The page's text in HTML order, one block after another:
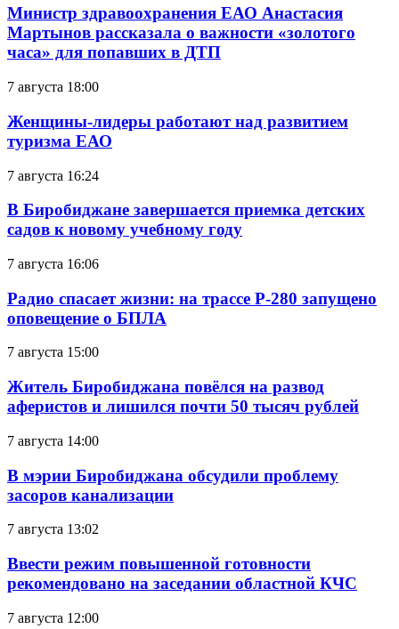
Министр здравоохранения ЕАО Анастасия
Мартынов рассказала о важности «золотого
часа» для попавших в ДТП
7 августа 18:00
Женщины-лидеры работают над развитием
туризма ЕАО
7 августа 16:24
В Биробиджане завершается приемка детских
садов к новому учебному году
7 августа 16:06
Радио спасает жизни: на трассе Р-280 запущено
оповещение о БПЛА
7 августа 15:00
Житель Биробиджана повёлся на развод
аферистов и лишился почти 50 тысяч рублей
7 августа 14:00
В мэрии Биробиджана обсудили проблему
засоров канализации
7 августа 13:02
Ввести режим повышенной готовности
рекомендовано на заседании областной КЧС
7 августа 12:00